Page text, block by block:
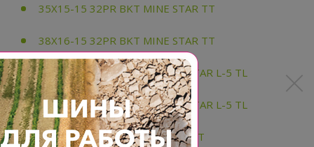
35X15-15 32PR BKT MINE STAR TT
38X16-15 32PR BKT MINE STAR TT
55X19.00-25 50PR BKT MINE STAR L-5 TL
55X19.00-34 50PR BKT MINE STAR L-5 TL
8.25-15 20PR BKT MINE STAR TT